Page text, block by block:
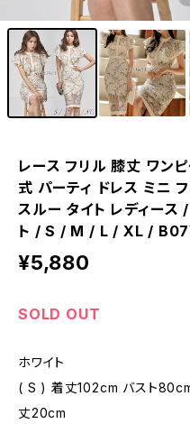
レース フリル 膝丈 ワン
式 パーティ ドレス ミニ
スルー タイト レディー
ト / S / M / L / XL /
¥5,880
SOLD OUT
ホワイト
( S ) 着丈102cm バスト
丈20cm